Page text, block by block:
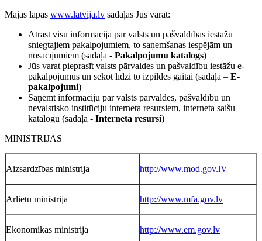
Mājas lapas www.latvija.lv sadaļās Jūs varat:
Atrast visu informācija par valsts un pašvaldības iestāžu
sniegtajiem pakalpojumiem, to saņemšanas iespējām un
nosacījumiem (sadaļa - Pakalpojumu katalogs)
Jūs varat pieprasīt valsts pārvaldes un pašvaldību iestāžu e-
pakalpojumus un sekot līdzi to izpildes gaitai (sadaļa – E-
pakalpojumi)
Saņemt informāciju par valsts pārvaldes, pašvaldību un
nevalstisko institūciju interneta resursiem, interneta saišu
katalogu (sadaļa - Interneta resursi)
MINISTRIJAS
Aizsardzības ministrija http://www.mod.gov.lV
Ārlietu ministrija http://www.mfa.gov.lv
Ekonomikas ministrija http://www.em.gov.lv